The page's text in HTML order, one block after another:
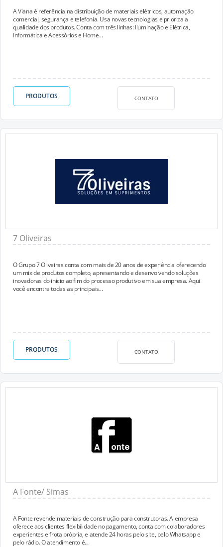
A Viana é referência na distribuição de materiais elétricos, automação
comercial, segurança e telefonia. Usa novas tecnologias e prioriza a
qualidade dos produtos. Conta com três linhas: Iluminação e Elétrica,
Informática e Acessórios e Home...
PRODUTOS CONTATO
7 Oliveiras
O Grupo 7 Oliveiras conta com mais de 20 anos de experiência oferecendo
um mix de produtos completo, apresentando e desenvolvendo soluções
inovadoras do início ao fim do processo produtivo em sua empresa. Aqui
você encontra todas as principais...
PRODUTOS CONTATO
A Fonte/ Simas
A Fonte revende materiais de construção para construtoras. A empresa
oferece aos clientes flexibilidade no pagamento, conta com colaboradores
experientes e frota própria, e atende 24 horas pelo site, pelo Whatsapp e
pelo rádio. O atendimento é...